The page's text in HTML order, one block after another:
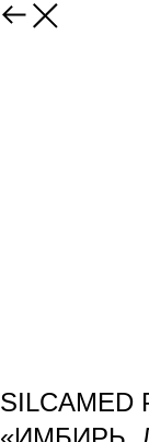
SILCAMED